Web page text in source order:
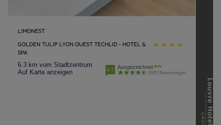
LIMONEST
GOLDEN TULIP LYON OUEST TECHLID - HOTEL &
SPA
6.3 km vom Stadtzentrum
Auf Karte anzeigen
4.7 Ausgezeichnet
2600 Bewertungen